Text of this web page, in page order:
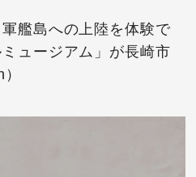
艦島への上陸を体験で
ュージアム」が長崎市